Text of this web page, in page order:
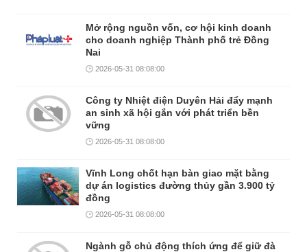
Mở rộng nguồn vốn, cơ hội kinh doanh
cho doanh nghiệp Thành phố trẻ Đồng
Nai
2026-05-31 08:08:00
Công ty Nhiệt điện Duyên Hải đẩy mạnh
an sinh xã hội gắn với phát triển bền
vững
2026-05-31 08:08:00
Vĩnh Long chốt hạn bàn giao mặt bằng
dự án logistics đường thủy gần 3.900 tỷ
đồng
2026-05-31 08:08:00
Ngành gỗ chủ động thích ứng để giữ đà